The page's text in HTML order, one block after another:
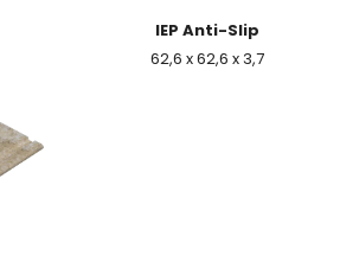
IEP Anti-Slip
62,6 x 62,6 x 3,7